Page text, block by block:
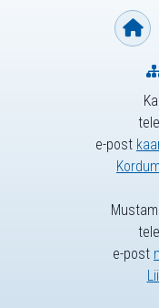
e-post
e-post